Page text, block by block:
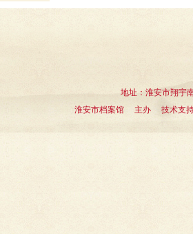
地址：淮安市翔宇
淮安市档案馆 主办 技术支持